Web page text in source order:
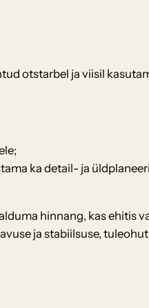
otstarbel ja viisil
ka detail- ja
hinnang, kas ehitis
ja stabiilsuse,